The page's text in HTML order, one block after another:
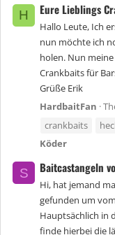
H Eure Lieblings
Hallo Leute, Ich
nun möchte ich
holen. Nun
Crankbaits für
Grüße Erik
HardbaitFan
crankbaits
Köder
S Baitcastangeln
Hi, hat jemand
gefunden um
Hauptsächlich in
finde hierbei die